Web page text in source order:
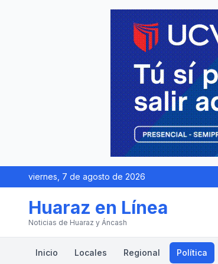
viernes, 7 de agosto de 2026
Huaraz en Línea
Noticias de Huaraz y Áncash
Inicio Locales Regional Política